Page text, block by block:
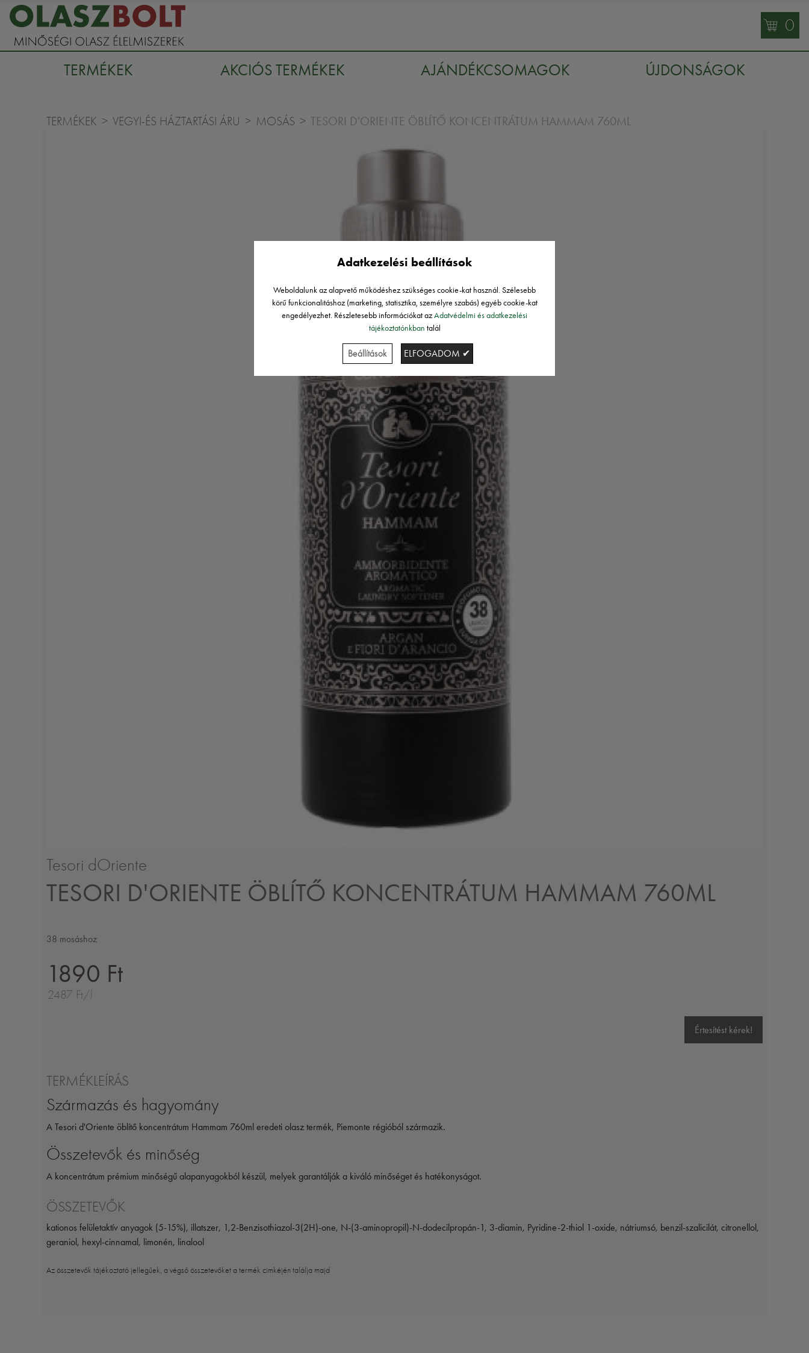
0
TERMÉKEK AKCIÓS TERMÉKEK AJÁNDÉKCSOMAGOK ÚJDONSÁGOK
TERMÉKEK VEGYI-ÉS HÁZTARTÁSI ÁRU MOSÁS TESORI D'ORIENTE ÖBLÍTŐ KONCENTRÁTUM HAMMAM 760ML
Tesori dOriente
TESORI D'ORIENTE ÖBLÍTŐ KONCENTRÁTUM HAMMAM 760ML
38 mosáshoz
1890 Ft
2487 Ft/l
Értesítést kérek!
TERMÉKLEÍRÁS
Származás és hagyomány
A Tesori d'Oriente öblítő koncentrátum Hammam 760ml eredeti olasz termék, Piemonte régióból származik.
Összetevők és minőség
A koncentrátum prémium minőségű alapanyagokból készül, melyek garantálják a kiváló minőséget és hatékonyságot.
ÖSSZETEVŐK
kationos felületaktív anyagok (5-15%), illatszer, 1,2-Benzisothiazol-3(2H)-one, N-(3-aminopropil)-N-dodecilpropán-1, 3-diamin, Pyridine-2-thiol 1-oxide, nátriumsó, benzil-szalicilát, citronellol,
geraniol, hexyl-cinnamal, limonén, linalool
Az összetevők tájékoztató jellegűek, a végső összetevőket a termék cimkéjén találja majd
Adatkezelési beállítások
Weboldalunk az alapvető működéshez szükséges cookie-kat használ. Szélesebb
körű funkcionalitáshoz (marketing, statisztika, személyre szabás) egyéb cookie-kat
engedélyezhet. Részletesebb információkat azAdatvédelmi és adatkezelési
tájékoztatónkban talál
Beállítások ELFOGADOM ✔